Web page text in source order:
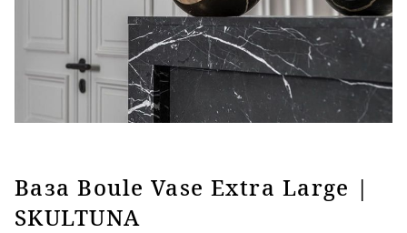
Ваза Boule Vase Extra Large |
SKULTUNA